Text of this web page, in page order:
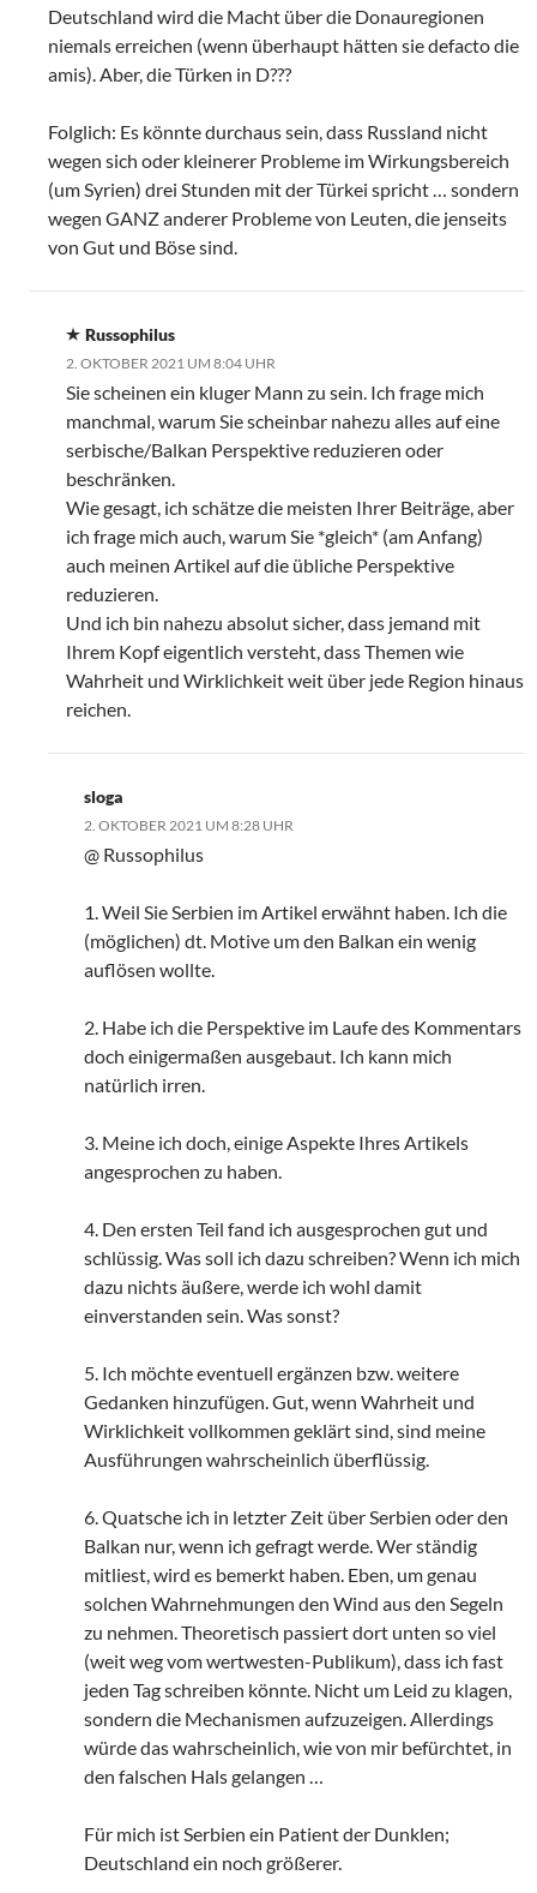
Deutschland wird die Macht über die Donauregionen
niemals erreichen (wenn überhaupt hätten sie defacto die
amis). Aber, die Türken in D???
Folglich: Es könnte durchaus sein, dass Russland nicht
wegen sich oder kleinerer Probleme im Wirkungsbereich
(um Syrien) drei Stunden mit der Türkei spricht … sondern
wegen GANZ anderer Probleme von Leuten, die jenseits
von Gut und Böse sind.
Russophilus
2. OKTOBER 2021 UM 8:04 UHR
Sie scheinen ein kluger Mann zu sein. Ich frage mich
manchmal, warum Sie scheinbar nahezu alles auf eine
serbische/Balkan Perspektive reduzieren oder
beschränken.
Wie gesagt, ich schätze die meisten Ihrer Beiträge, aber
ich frage mich auch, warum Sie *gleich* (am Anfang)
auch meinen Artikel auf die übliche Perspektive
reduzieren.
Und ich bin nahezu absolut sicher, dass jemand mit
Ihrem Kopf eigentlich versteht, dass Themen wie
Wahrheit und Wirklichkeit weit über jede Region hinaus
reichen.
sloga
2. OKTOBER 2021 UM 8:28 UHR
@ Russophilus
1. Weil Sie Serbien im Artikel erwähnt haben. Ich die
(möglichen) dt. Motive um den Balkan ein wenig
auflösen wollte.
2. Habe ich die Perspektive im Laufe des Kommentars
doch einigermaßen ausgebaut. Ich kann mich
natürlich irren.
3. Meine ich doch, einige Aspekte Ihres Artikels
angesprochen zu haben.
4. Den ersten Teil fand ich ausgesprochen gut und
schlüssig. Was soll ich dazu schreiben? Wenn ich mich
dazu nichts äußere, werde ich wohl damit
einverstanden sein. Was sonst?
5. Ich möchte eventuell ergänzen bzw. weitere
Gedanken hinzufügen. Gut, wenn Wahrheit und
Wirklichkeit vollkommen geklärt sind, sind meine
Ausführungen wahrscheinlich überflüssig.
6. Quatsche ich in letzter Zeit über Serbien oder den
Balkan nur, wenn ich gefragt werde. Wer ständig
mitliest, wird es bemerkt haben. Eben, um genau
solchen Wahrnehmungen den Wind aus den Segeln
zu nehmen. Theoretisch passiert dort unten so viel
(weit weg vom wertwesten-Publikum), dass ich fast
jeden Tag schreiben könnte. Nicht um Leid zu klagen,
sondern die Mechanismen aufzuzeigen. Allerdings
würde das wahrscheinlich, wie von mir befürchtet, in
den falschen Hals gelangen …
Für mich ist Serbien ein Patient der Dunklen;
Deutschland ein noch größerer.